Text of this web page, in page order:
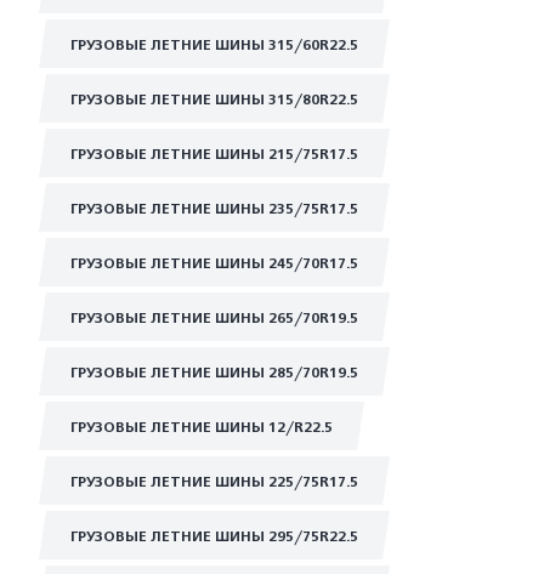
ГРУЗОВЫЕ ЛЕТНИЕ ШИНЫ 315/60R22.5
ГРУЗОВЫЕ ЛЕТНИЕ ШИНЫ 315/80R22.5
ГРУЗОВЫЕ ЛЕТНИЕ ШИНЫ 215/75R17.5
ГРУЗОВЫЕ ЛЕТНИЕ ШИНЫ 235/75R17.5
ГРУЗОВЫЕ ЛЕТНИЕ ШИНЫ 245/70R17.5
ГРУЗОВЫЕ ЛЕТНИЕ ШИНЫ 265/70R19.5
ГРУЗОВЫЕ ЛЕТНИЕ ШИНЫ 285/70R19.5
ГРУЗОВЫЕ ЛЕТНИЕ ШИНЫ 12/R22.5
ГРУЗОВЫЕ ЛЕТНИЕ ШИНЫ 225/75R17.5
ГРУЗОВЫЕ ЛЕТНИЕ ШИНЫ 295/75R22.5